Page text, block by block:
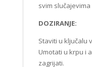
svim
DOZIRANJE:
Staviti u ključalu
Umotati u krpu i
zagrijati.